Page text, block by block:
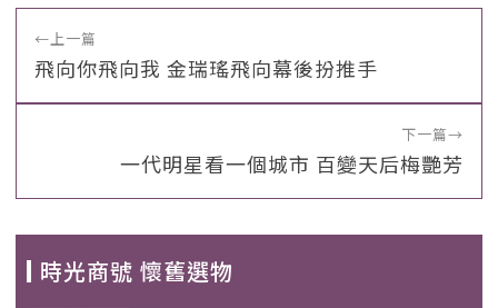
←上一篇
飛向你飛向我 金瑞瑤飛向幕後扮推手
下一篇→
一代明星看一個城市 百變天后梅艷芳
時光商號 懷舊選物